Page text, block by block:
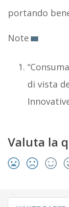
portando
Note
di vista
Valuta la